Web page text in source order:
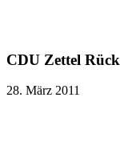
CDU Zettel Rück
28. März 2011